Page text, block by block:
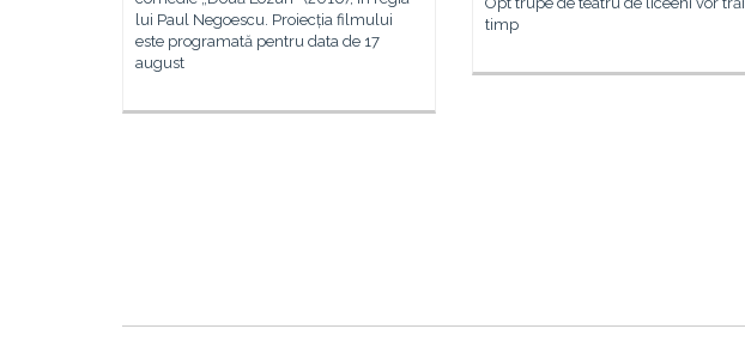
lui Paul Negoescu. Proiecția filmului
este programată pentru data de 17
august
timp